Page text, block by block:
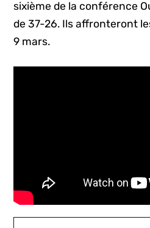
sixième de la conférence
de 37-26. Ils affronteront
9 mars.